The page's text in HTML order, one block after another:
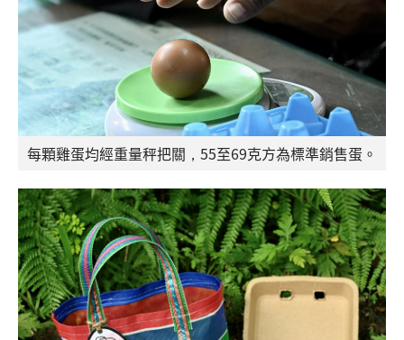
每顆雞蛋均經重量秤把關，55至69克方為標準銷售蛋。